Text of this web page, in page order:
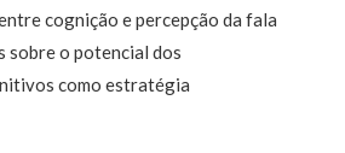
cognição e percepção da fala
sobre o potencial dos
como estratégia